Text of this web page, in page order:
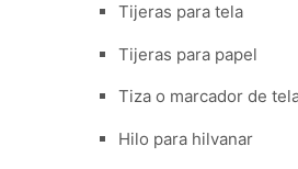
Tijeras para tela
Tijeras para papel
Tiza o marcador de
Hilo para hilvanar